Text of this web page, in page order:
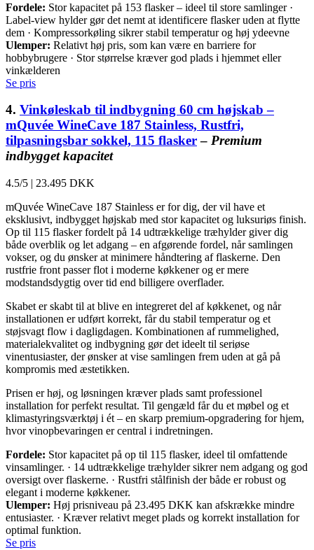
Fordele: Stor kapacitet på 153 flasker – ideel til store samlinger ·
Label-view hylder gør det nemt at identificere flasker uden at flytte
dem · Kompressorkøling sikrer stabil temperatur og høj ydeevne
Ulemper: Relativt høj pris, som kan være en barriere for
hobbybrugere · Stor størrelse kræver god plads i hjemmet eller
vinkælderen
Se pris
4. Vinkøleskab til indbygning 60 cm højskab –
mQuvée WineCave 187 Stainless, Rustfri,
tilpasningsbar sokkel, 115 flasker– Premium
indbygget kapacitet
4.5/5 | 23.495 DKK
mQuvée WineCave 187 Stainless er for dig, der vil have et
eksklusivt, indbygget højskab med stor kapacitet og luksuriøs finish.
Op til 115 flasker fordelt på 14 udtrækkelige træhylder giver dig
både overblik og let adgang – en afgørende fordel, når samlingen
vokser, og du ønsker at minimere håndtering af flaskerne. Den
rustfrie front passer flot i moderne køkkener og er mere
modstandsdygtig over tid end billigere overflader.
Skabet er skabt til at blive en integreret del af køkkenet, og når
installationen er udført korrekt, får du stabil temperatur og et
støjsvagt flow i dagligdagen. Kombinationen af rummelighed,
materialekvalitet og indbygning gør det ideelt til seriøse
vinentusiaster, der ønsker at vise samlingen frem uden at gå på
kompromis med æstetikken.
Prisen er høj, og løsningen kræver plads samt professionel
installation for perfekt resultat. Til gengæld får du et møbel og et
klimastyringsværktøj i ét – en skarp premium-opgradering for hjem,
hvor vinopbevaringen er central i indretningen.
Fordele: Stor kapacitet på op til 115 flasker, ideel til omfattende
vinsamlinger. · 14 udtrækkelige træhylder sikrer nem adgang og god
oversigt over flaskerne. · Rustfri stålfinish der både er robust og
elegant i moderne køkkener.
Ulemper: Høj prisniveau på 23.495 DKK kan afskrække mindre
entusiaster. · Kræver relativt meget plads og korrekt installation for
optimal funktion.
Se pris